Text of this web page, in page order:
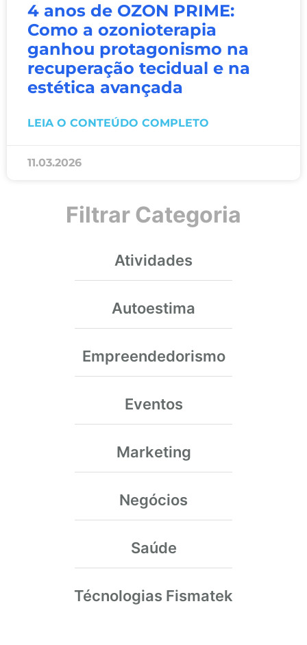
4 anos de OZON PRIME:
Como a ozonioterapia
ganhou protagonismo na
recuperação tecidual e na
estética avançada
LEIA O CONTEÚDO COMPLETO
11.03.2026
Filtrar Categoria
Atividades
Autoestima
Empreendedorismo
Eventos
Marketing
Negócios
Saúde
Técnologias Fismatek